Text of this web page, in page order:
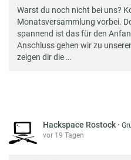
Warst du noch nicht bei uns?
Monatsversammlung vorbei.
spannend ist das für den
Anschluss gehen wir zu
zeigen dir die …
Hackspace Rostock ·
vor 19 Tagen